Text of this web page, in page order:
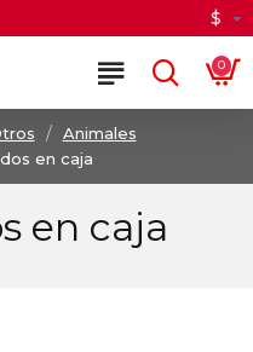
$
0
Animales
en caja
en caja